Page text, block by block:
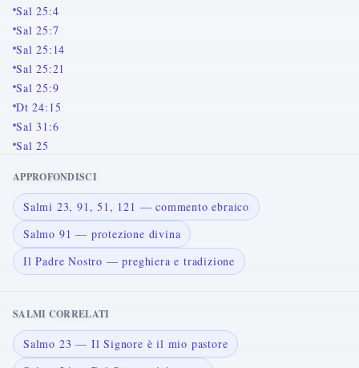
Sal 25:4
Sal 25:7
Sal 25:14
Sal 25:21
Sal 25:9
Dt 24:15
Sal 31:6
Sal 25
APPROFONDISCI
Salmi 23, 91, 51, 121 — commento ebraico
Salmo 91 — protezione divina
Il Padre Nostro — preghiera e tradizione
SALMI CORRELATI
Salmo 23 — Il Signore è il mio pastore